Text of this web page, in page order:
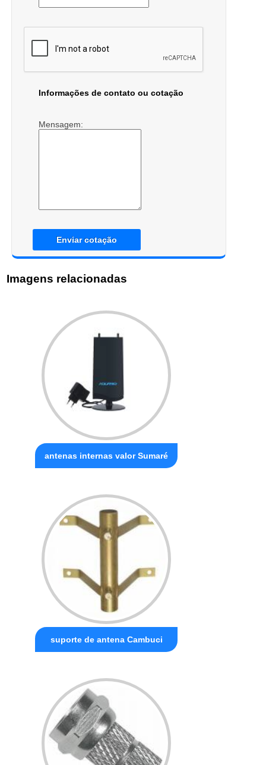
Informações de contato ou cotação
Mensagem:
Enviar cotação
Imagens relacionadas
antenas internas valor Sumaré
suporte de antena Cambuci